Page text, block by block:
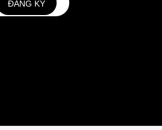
ĐĂNG KÝ